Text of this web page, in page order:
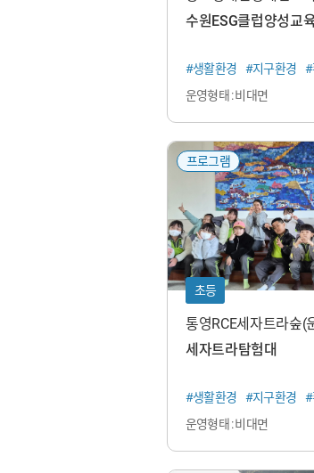
수원ESG클럽양성교
#생활환경 #지구환경
#
운영형태 : 비대면
프로그램
초등
통영RCE세자트라숲(
속가능발전교육재단)
세자트라탐험대
#생활환경 #지구환경
#
운영형태 : 비대면